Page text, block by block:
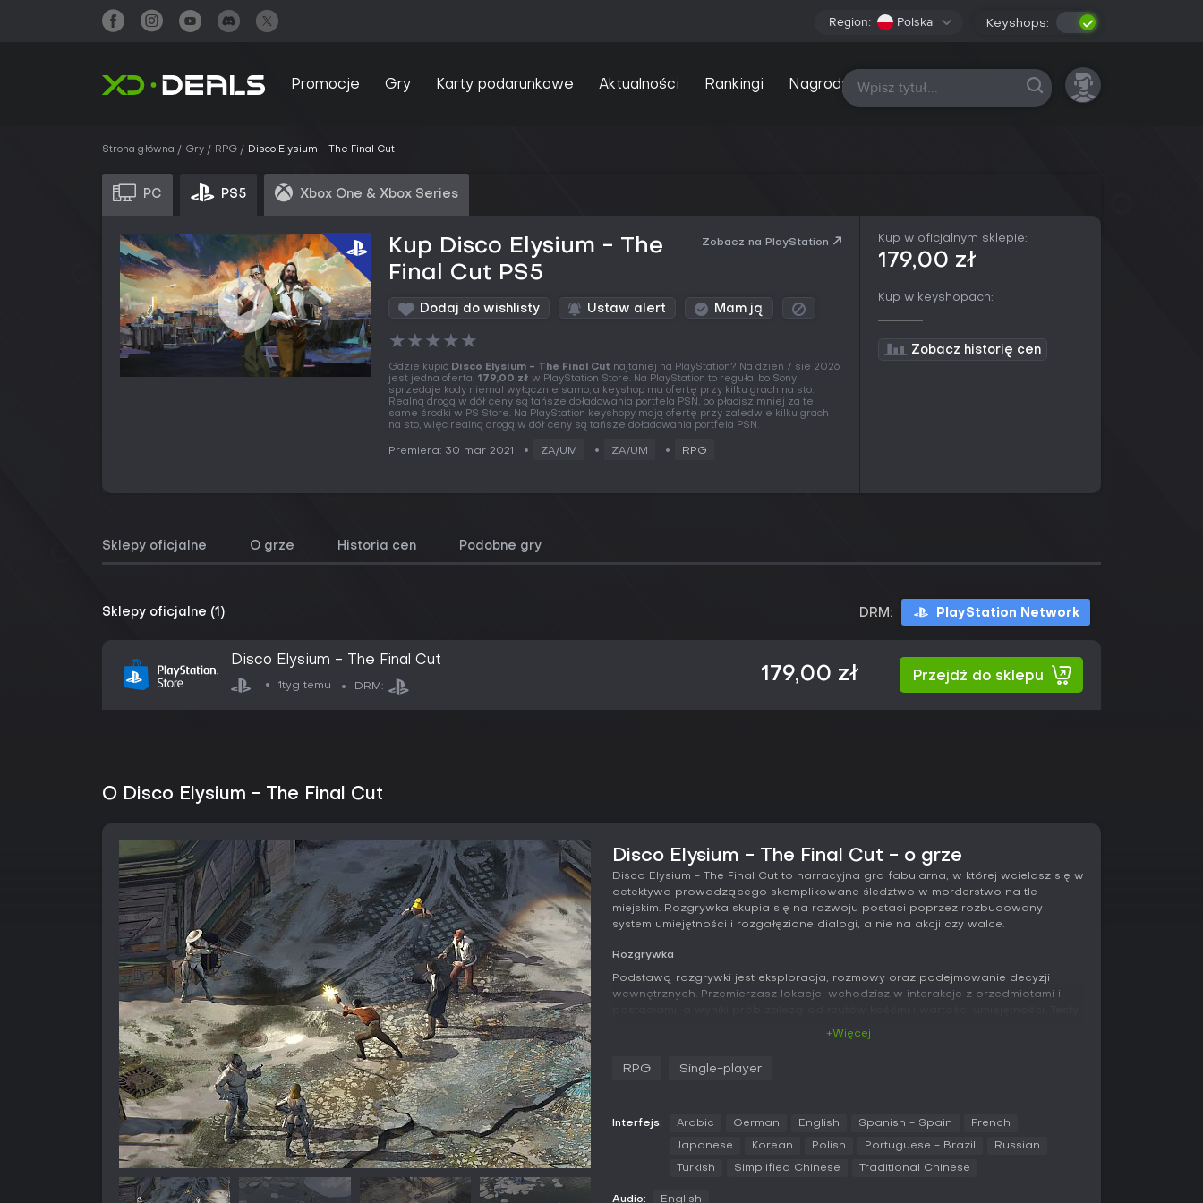
Region: Polska Keyshops:
Promocje Gry Karty podarunkowe Aktualności Rankingi Nagrody Wszystkie platformy
Strona główna Gry RPG Disco Elysium - The Final Cut
PC PS5 Xbox One & Xbox Series
Kup Disco Elysium - The
Final Cut PS5
Zobacz na PlayStation
Dodaj do wishlisty Ustaw alert Mam ją
★★★★★
Gdzie kupić Disco Elysium - The Final Cut najtaniej na PlayStation? Na dzień 7 sie 2026
jest jedna oferta, 179,00 zł w PlayStation Store. Na PlayStation to reguła, bo Sony
sprzedaje kody niemal wyłącznie samo, a keyshop ma ofertę przy kilku grach na sto.
Realną drogą w dół ceny są tańsze doładowania portfela PSN, bo płacisz mniej za te
same środki w PS Store. Na PlayStation keyshopy mają ofertę przy zaledwie kilku grach
na sto, więc realną drogą w dół ceny są tańsze doładowania portfela PSN.
Premiera: 30 mar 2021 ZA/UM ZA/UM RPG
Kup w oficjalnym sklepie:
179,00 zł
Kup w keyshopach:
Zobacz historię cen
Sklepy oficjalne O grze Historia cen Podobne gry
Sklepy oficjalne (1) DRM: PlayStation Network
Disco Elysium - The Final Cut
1tyg temu DRM:
179,00 zł Przejdź do sklepu
O Disco Elysium - The Final Cut
Disco Elysium - The Final Cut - o grze
Disco Elysium - The Final Cut to narracyjna gra fabularna, w której wcielasz się w
detektywa prowadzącego skomplikowane śledztwo w morderstwo na tle
miejskim. Rozgrywka skupia się na rozwoju postaci poprzez rozbudowany
system umiejętności i rozgałęzione dialogi, a nie na akcji czy walce.
Rozgrywka
Podstawą rozgrywki jest eksploracja, rozmowy oraz podejmowanie decyzji
wewnętrznych. Przemierzasz lokacje, wchodzisz w interakcje z przedmiotami i
z nich obejmuje sześć umiejętności, co daje łącznie 24 zdolności wpływające na
wybrać gotowy archetyp skupiony na myśleniu, wrażliwości lub sprawności
fizycznej. Wraz z postępem zdobywasz doświadczenie, ulepszasz umiejętności i
osobowość i dostępne wybory. Wersja The Final Cut zawiera pełne
+Więcej
RPG Single-player
Interfejs: Arabic German English Spanish - Spain French
Japanese Korean Polish Portuguese - Brazil Russian
Turkish Simplified Chinese Traditional Chinese
Audio: English